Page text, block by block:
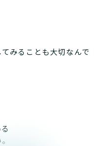
みることも大切なんで